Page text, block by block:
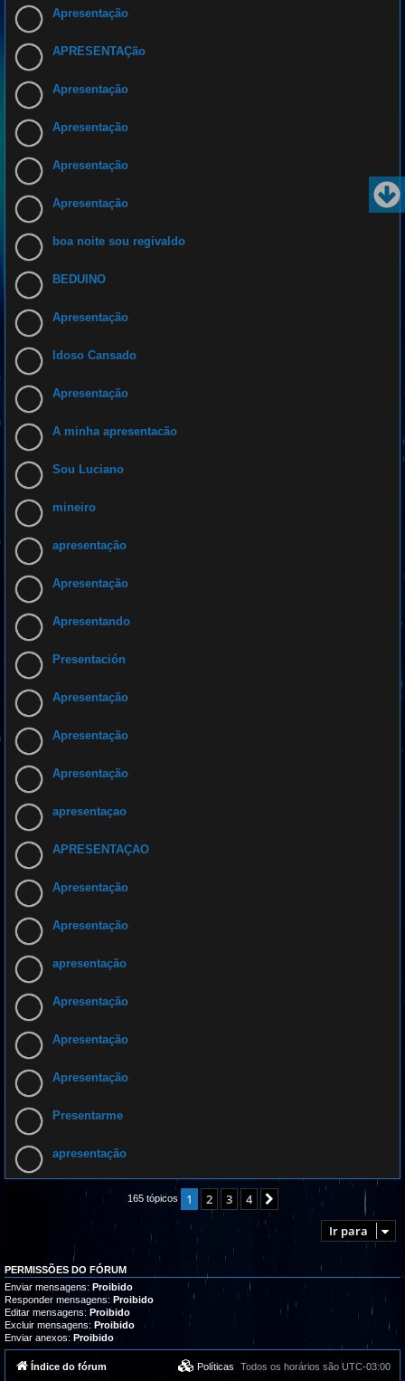
Apresentação
APRESENTAÇão
Apresentação
Apresentação
Apresentação
Apresentação
boa noite sou regivaldo
BEDUINO
Apresentação
Idoso Cansado
Apresentação
A minha apresentacão
Sou Luciano
mineiro
apresentação
Apresentação
Apresentando
Presentación
Apresentação
Apresentação
Apresentação
apresentaçao
APRESENTAÇAO
Apresentação
Apresentação
apresentação
Apresentação
Apresentação
Apresentação
Presentarme
apresentação
165 tópicos 1 2 3 4
Ir para
PERMISSÕES DO FÓRUM
Enviar mensagens: Proibido
Responder mensagens: Proibido
Editar mensagens: Proibido
Excluir mensagens: Proibido
Enviar anexos: Proibido
Índice do fórum Todos os horários são UTC-03:00
Políticas